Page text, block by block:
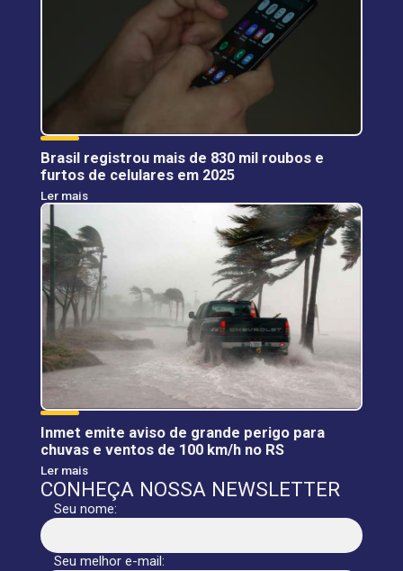
Brasil registrou mais de 830 mil roubos e
furtos de celulares em 2025
Ler mais
Inmet emite aviso de grande perigo para
chuvas e ventos de 100 km/h no RS
Ler mais
CONHEÇA NOSSA NEWSLETTER
Seu nome:
Seu melhor e-mail: